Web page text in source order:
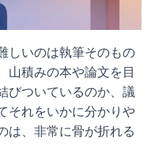
しいのは執筆そのもの
山積みの本や論文を目
びついているのか、議
それをいかに分かりや
は、非常に骨が折れる